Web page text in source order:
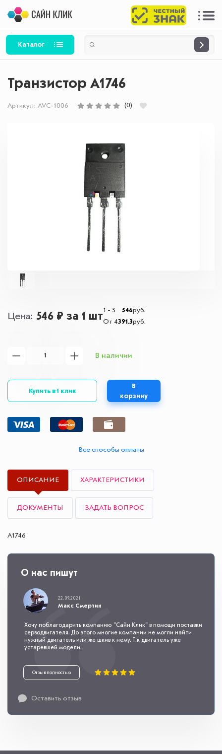
Каталог
Транзистор A1746
Артикул: AVC-1006 (0)
Цена 546 ₽ за 1 шт
1 - 3 546руб.
От 4391.3руб.
В наличии
Купить в 1 клик
В
корзину
Все способы оплаты
ОПИСАНИЕ ХАРАКТЕРИСТИКИ
ДОКУМЕНТЫ ЗАДАТЬ ВОПРОС
A1746
О нас пишут
Оставить отзыв
22.09.2021
Макс Смертин
Хочу поблагодарить компанию "Сайн Клик" в помощи поставки
серводвигателя. До этого многие компании не могли найти
нужный двигатель или же шкив к нему. Т.к двигатель уже
устаревшей модели.
Отзыв полностью